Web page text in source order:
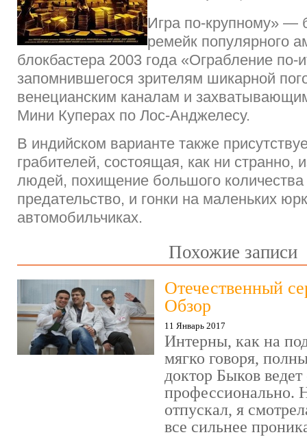
Игра по-крупному» —
ремейк популярного
блокбастера 2003 года «Ограбление по-
запомнившегося зрителям шикарной
венецианским каналам и
Мини Куперах по Лос-Анджелесу.
В индийском варианте также
грабителей, состоящая, как ни странно,
людей, похищение большого количества
предательство, и гонки на маленьких
автомобильчиках.
Похожие записи
Отечественный
Обзор
11 Январь 2017
Интерны, как на
мягко говоря,
доктор Быков ведет
профессионально.
отпускал, я
все сильнее